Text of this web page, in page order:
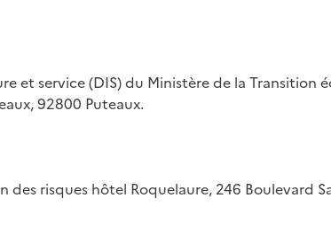
service (DIS) du Ministère de la Transition
92800 Puteaux.
risques hôtel Roquelaure, 246 Boulevard